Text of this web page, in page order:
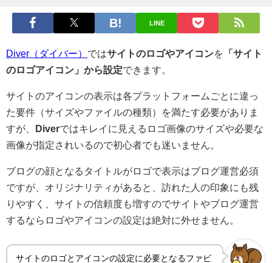
LINE
Diver（ダイバー） ではサイトのロゴやアイコンを 「サイト
のロゴアイコン」から設定できます。
サイトのアイコンの表示は各プラットフォームごとに違っ
た要件（サイズやファイルの種類）を満たす必要がありま
すが、
Diverではキレイに見えるロゴ画像のサイズや必要な
画像が指定されいるので初心者でも迷いません。
ブログの顔となるタイトルがロゴで表示はブログ運営必須
ですが、オリジナリティがあると、訪れた人の印象にも残
りやすく、サイトの信頼度も増すのでサイトやブログ運営
するならロゴやアイコンの設定は絶対に外せません。
サイトのロゴとアイコンの設定に必要となるファビ